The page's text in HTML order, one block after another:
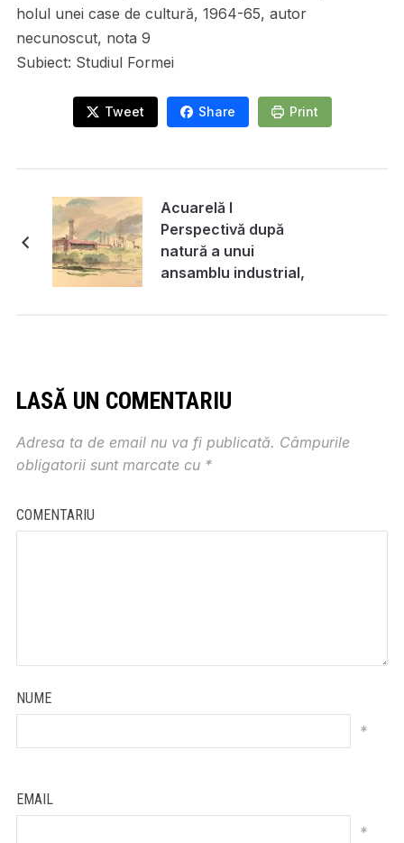
holul unei case de cultură, 1964-65, autor
necunoscut, nota 9
Subiect: Studiul Formei
Tweet Share Print
Acuarelă I
Perspectivă după
natură a unui
ansamblu industrial,
LASĂ UN COMENTARIU
Adresa ta de email nu va fi publicată. Câmpurile
obligatorii sunt marcate cu *
COMENTARIU
NUME
*
EMAIL
*